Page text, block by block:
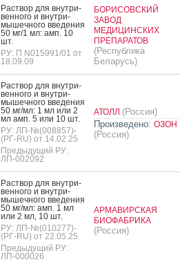
Рас­твор для внут­ри­
вен­но­го и внут­ри­
мышеч­но­го вве­дения
50 мг/1 мл: амп. 10
шт.
РУ: П N015991/01 от
18.09.09
БОРИСОВСКИЙ
ЗАВОД
МЕДИЦИНСКИХ
ПРЕПАРАТОВ
(Республика
Беларусь)
Рас­твор для внут­ри­
вен­но­го и внут­ри­
мышеч­но­го вве­дения
50 мг/мл: 1 мл или 2
мл амп. 5 или 10 шт.
РУ: ЛП-№(008857)-
(РГ-RU) от 14.02.25
Предыдущий РУ:
ЛП-002092
АТОЛЛ (Россия)
Произведено: ОЗОН
(Россия)
Рас­твор для внут­ри­
вен­но­го и внут­ри­
мышеч­но­го вве­дения
50 мг/мл: амп. 1 мл
или 2 мл, 10 шт.
РУ: ЛП-№(010277)-
(РГ-RU) от 22.05.25
Предыдущий РУ:
ЛП-000026
АРМАВИРСКАЯ
БИОФАБРИКА
(Россия)